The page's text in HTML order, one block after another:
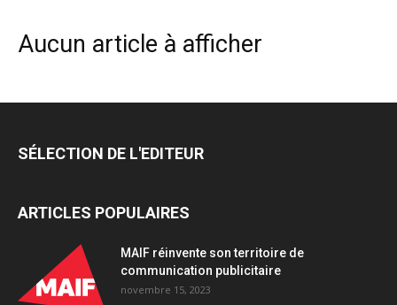
Aucun article à afficher
SÉLECTION DE L'EDITEUR
ARTICLES POPULAIRES
MAIF réinvente son territoire de
communication publicitaire
novembre 15, 2023